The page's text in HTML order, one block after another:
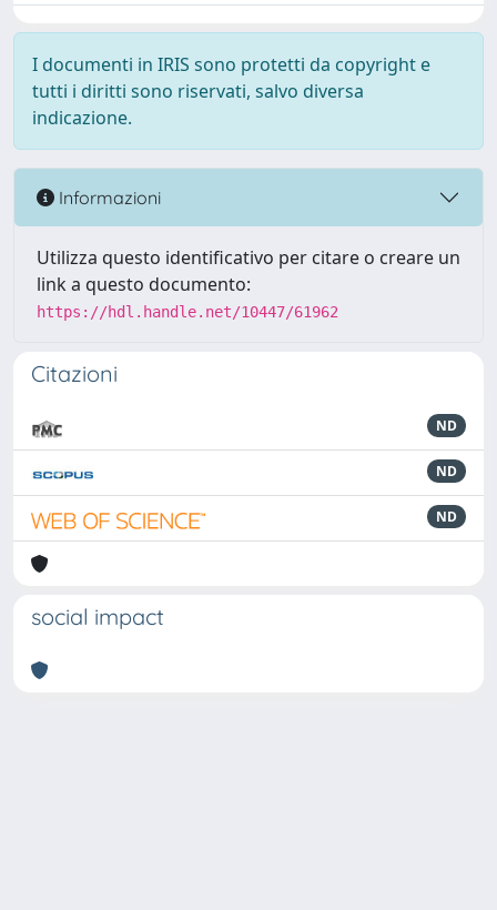
I documenti in IRIS sono protetti da copyright e
tutti i diritti sono riservati, salvo diversa
indicazione.
Informazioni
Utilizza questo identificativo per citare o creare un
link a questo documento:
https://hdl.handle.net/10447/61962
Citazioni
ND
ND
ND
social impact